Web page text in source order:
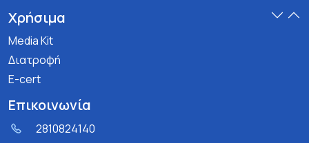
Χρήσιμα
Media Kit
Διατροφή
E-cert
Επικοινωνία
2810824140